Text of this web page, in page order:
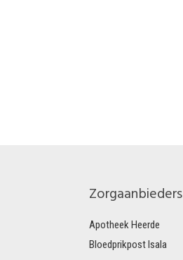
Zorgaanbieders
Apotheek Heerde
Bloedprikpost Isala